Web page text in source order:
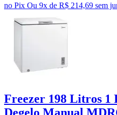
no Pix Ou 9x de R$ 214,69 sem
Freezer 198 Litros 1
Degelo Manual